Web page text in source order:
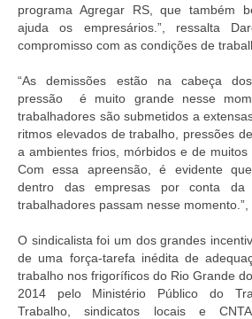
programa Agregar RS, que também
ajuda os empresários.”, ressalta
compromisso com as condições de
“As demissões estão na cabeça
pressão é muito grande nesse
trabalhadores são submetidos a
ritmos elevados de trabalho, pressões
a ambientes frios, mórbidos e de muitos
Com essa apreensão, é evidente
dentro das empresas por conta da
trabalhadores passam nesse momento.”,
O sindicalista foi um dos grandes
de uma força-tarefa inédita de
trabalho nos frigoríficos do Rio Grande
2014 pelo Ministério Público do
Trabalho, sindicatos locais e